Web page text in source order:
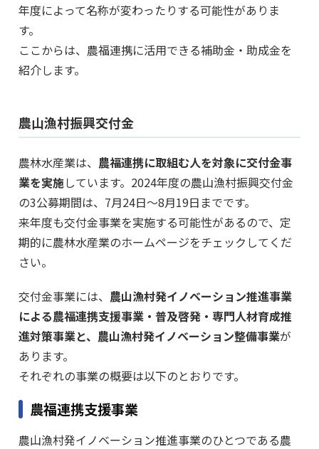
年度によって名称が変わったりする可能性がありま
す。
ここからは、農福連携に活用できる補助金・助成金を
紹介します。
農山漁村振興交付金
農林水産業は、 農福連携に取組む人を対象に交付金事
業を実施しています。2024年度の農山漁村振興交付金
の3公募期間は、7月24日～8月19日までです。
来年度も交付金事業を実施する可能性があるので、定
期的に農林水産業のホームページをチェックしてくだ
さい。
交付金事業には、 農山漁村発イノベーション推進事業
による農福連携支援事業・普及啓発・専門人材育成推
進対策事業と、農山漁村発イノベーション整備事業が
あります。
それぞれの事業の概要は以下のとおりです。
農福連携支援事業
農山漁村発イノベーション推進事業のひとつである農